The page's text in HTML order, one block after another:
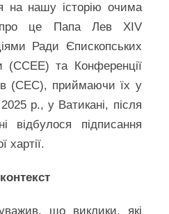
на нашу історію очима
це Папа Лев XIV
Ради Єпископських
(CCEE) та Конференції
(CEC), приймаючи їх у
р., у Ватикані, після
відбулося підписання
хартії.
що виклики, які